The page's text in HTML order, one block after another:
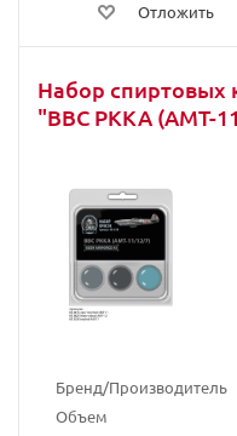
Отложить
Набор спиртовых
"ВВС РККА (АМТ-
Бренд/Производитель
Объем